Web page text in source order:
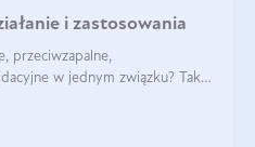
i zastosowania
przeciwzapalne,
w jednym związku? Tak
ok